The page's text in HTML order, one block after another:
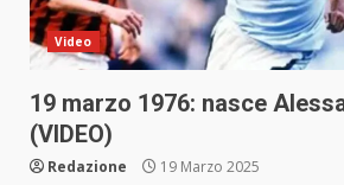
Video
19 marzo 1976: nasce
(VIDEO)
Redazione 19 Marzo 2025